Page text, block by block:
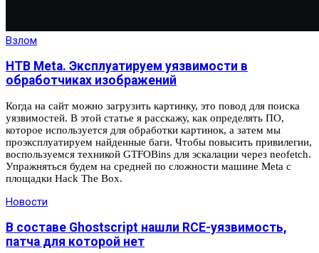
Взлом
HTB Meta. Эксплуатируем уязвимости в
обработчиках изображений
Когда на сайт можно загрузить картинку, это повод для поиска
уязвимостей. В этой статье я расскажу, как определять ПО,
которое используется для обработки картинок, а затем мы
проэксплуатируем найденные баги. Чтобы повысить привилегии,
воспользуемся техникой GTFOBins для эскалации через neofetch.
Упражняться будем на средней по сложности машине Meta с
площадки Hack The Box.
Новости
В составе Ghostscript нашли RCE-уязвимость,
патча для которой нет